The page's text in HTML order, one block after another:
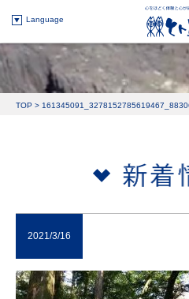
Language
TOP >
2021/3/16